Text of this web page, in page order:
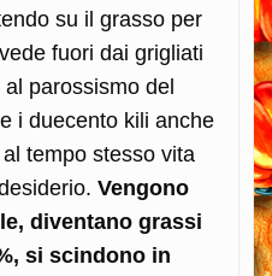
su il grasso per
fuori dai grigliati
parossismo del
i duecento kili anche
tempo stesso vita
Vengono
diventano grassi
si scindono in